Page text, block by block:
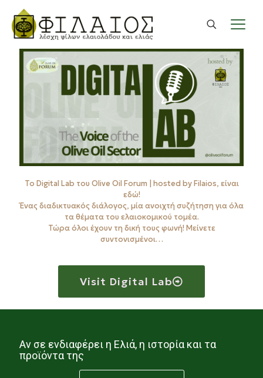
Το Digital Lab του Olive Oil Forum | hosted by Filaios, είναι
εδώ!
Ένας διαδικτυακός διάλογος, μία ανοιχτή συζήτηση για όλα
τα θέματα του ελαιοκομικού τομέα.
Τώρα όλοι έχουν τη δική τους φωνή! Μείνετε
συντονισμένοι…
Visit Digital Lab
Αν σε ενδιαφέρει η Ελιά, η ιστορία και τα
προϊόντα της